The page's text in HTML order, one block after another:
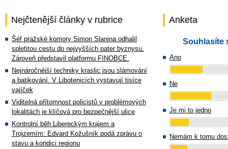
Nejčtenější články v rubrice
Šéf pražské komory Simon Slanina odhalil
spletitou cestu do nejvyšších pater byznysu.
Zároveň představil platformu FINOBCE.
Nejnáročnější techniky kraslic jsou slámování
a batikování. V Libotenicích vystavují tisíce
vajíček
Viditelná přítomnost policistů v problémových
lokalitách je klíčová pro bezpečnější ulice
Kontrolní běh Libereckým krajem a
Trojzemím: Edvard Kožušník podá zprávu o
stavu a kondici regionu
Anketa
Souhlasíte
Ano
Ne
Je mi to jedno
Nemám k tomu